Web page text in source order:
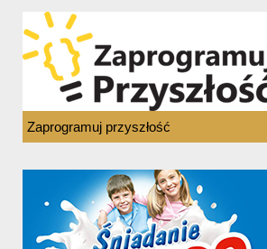
Zaprogramuj przyszłość